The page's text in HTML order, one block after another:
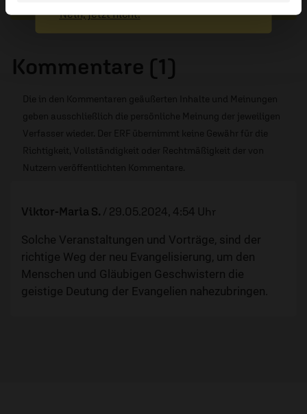
Kommentare (1)
Die in den Kommentaren geäußerten Inhalte und Meinungen
geben ausschließlich die persönliche Meinung der jeweiligen
Verfasser wieder. Der ERF übernimmt keine Gewähr für die
Richtigkeit, Vollständigkeit oder Rechtmäßigkeit der von
Nutzern veröffentlichten Kommentare.
Viktor-Maria S. / 29.05.2024, 4:54 Uhr
Solche Veranstaltungen und Vorträge, sind der
richtige Weg der neu Evangelisierung, um den
Menschen und Gläubigen Geschwistern die
geistige Deutung der Evangelien nahezubringen.
Nein, jetzt nicht.